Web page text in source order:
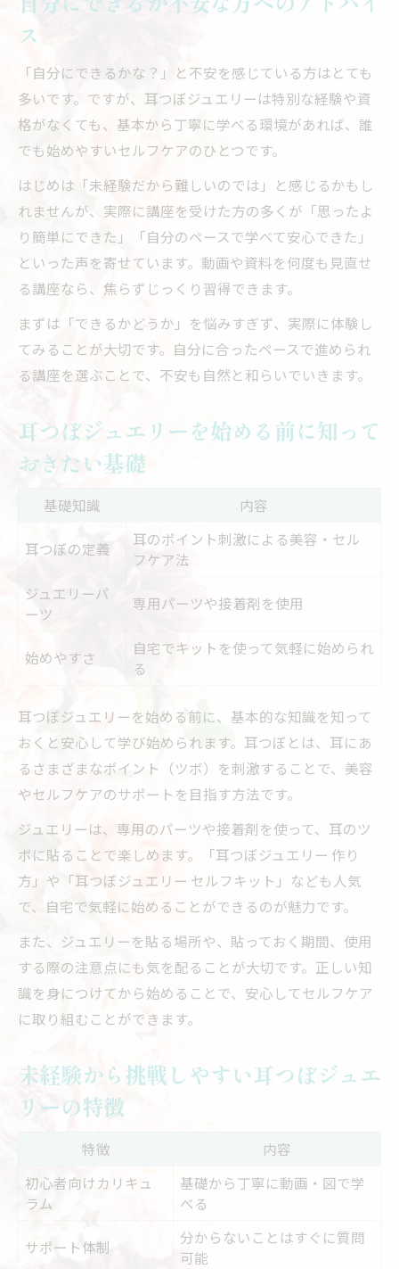
ス
「自分にできるかな？」と不安を感じている方はとても
多いです。ですが、耳つぼジュエリーは特別な経験や資
格がなくても、基本から丁寧に学べる環境があれば、誰
でも始めやすいセルフケアのひとつです。
はじめは「未経験だから難しいのでは」と感じるかもし
れませんが、実際に講座を受けた方の多くが「思ったよ
り簡単にできた」「自分のペースで学べて安心できた」
といった声を寄せています。動画や資料を何度も見直せ
る講座なら、焦らずじっくり習得できます。
まずは「できるかどうか」を悩みすぎず、実際に体験し
てみることが大切です。自分に合ったペースで進められ
る講座を選ぶことで、不安も自然と和らいでいきます。
耳つぼジュエリーを始める前に知って
おきたい基礎
基礎知識 内容
耳つぼの定義
耳のポイント刺激による美容・セル
フケア法
ジュエリーパ
ーツ
専用パーツや接着剤を使用
始めやすさ
自宅でキットを使って気軽に始められ
る
耳つぼジュエリーを始める前に、基本的な知識を知って
おくと安心して学び始められます。耳つぼとは、耳にあ
るさまざまなポイント（ツボ）を刺激することで、美容
やセルフケアのサポートを目指す方法です。
ジュエリーは、専用のパーツや接着剤を使って、耳のツ
ボに貼ることで楽しめます。「耳つぼジュエリー 作り
方」や「耳つぼジュエリー セルフキット」なども人気
で、自宅で気軽に始めることができるのが魅力です。
また、ジュエリーを貼る場所や、貼っておく期間、使用
する際の注意点にも気を配ることが大切です。正しい知
識を身につけてから始めることで、安心してセルフケア
に取り組むことができます。
未経験から挑戦しやすい耳つぼジュエ
リーの特徴
特徴
内容
初心者向けカリキュ
ラム
基礎から丁寧に動画・図で学
べる
サポート体制
分からないことはすぐに質問
可能